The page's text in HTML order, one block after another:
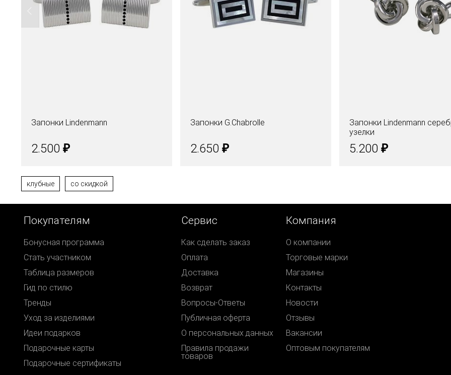
Запонки Lindenmann
2.500 ₽
Запонки G.Chabrolle
2.650 ₽
Запонки Lindenmann
узелки
5.200 ₽
клубные со скидкой
Покупателям
Бонусная программа
Стать участником
Таблица размеров
Гид по стилю
Тренды
Уход за изделиями
Идеи подарков
Подарочные карты
Подарочные сертификаты
Сервис
Как сделать заказ
Оплата
Доставка
Возврат
Вопросы-Ответы
Публичная оферта
О персональных данных
Правила продажи
товаров
Компания
О компании
Торговые марки
Магазины
Контакты
Новости
Отзывы
Вакансии
Оптовым покупателям